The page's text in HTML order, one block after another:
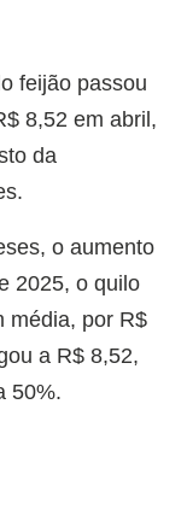
feijão passou
8,52 em abril,
da
o aumento
2025, o quilo
média, por R$
a R$ 8,52,
50%.